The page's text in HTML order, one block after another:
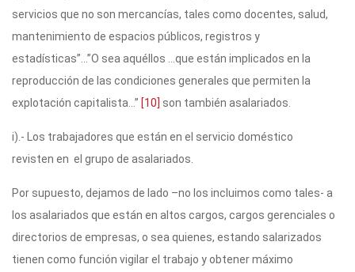
servicios que no son mercancías, tales como docentes, salud,
mantenimiento de espacios públicos, registros y
estadísticas”…”O sea aquéllos …que están implicados en la
reproducción de las condiciones generales que permiten la
explotación capitalista…” [10] son también asalariados.
i).- Los trabajadores que están en el servicio doméstico
revisten en el grupo de asalariados.
Por supuesto, dejamos de lado –no los incluimos como tales- a
los asalariados que están en altos cargos, cargos gerenciales o
directorios de empresas, o sea quienes, estando salarizados
tienen como función vigilar el trabajo y obtener máximo